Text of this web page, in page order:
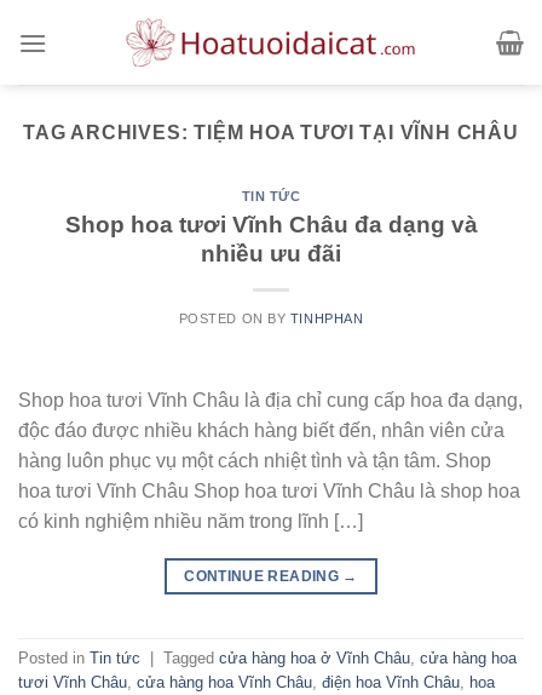
TAG ARCHIVES:TIỆM HOA TƯƠI TẠI VĨNH CHÂU
TIN TỨC
Shop hoa tươi Vĩnh Châu đa dạng và
nhiều ưu đãi
POSTED ON BY TINHPHAN
Shop hoa tươi Vĩnh Châu là địa chỉ cung cấp hoa đa dạng,
độc đáo được nhiều khách hàng biết đến, nhân viên cửa
hàng luôn phục vụ một cách nhiệt tình và tận tâm. Shop
hoa tươi Vĩnh Châu Shop hoa tươi Vĩnh Châu là shop hoa
có kinh nghiệm nhiều năm trong lĩnh […]
CONTINUE READING →
Posted in Tin tức Tagged cửa hàng hoa ở Vĩnh Châu cửa hàng hoa
tươi Vĩnh Châu cửa hàng hoa Vĩnh Châu điện hoa Vĩnh Châu
hoa